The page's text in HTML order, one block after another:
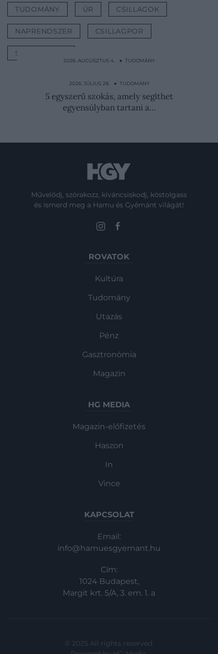
TUDOMÁNY ŰR CSILLAGOK
NAPRENDSZER CSILLAGPOR
SZUPERNÓVA
2026. AUGUSZTUS 4. ● TUDOMÁNY
készítenek a keselyűméhek
2026. JÚLIUS 28. ● TUDOMÁNY
5 egyszerű szokás, amely segíthet
egyensúlyban tartani a…
Művelődj, szórakozz, kíváncsiskodj, kóstolgass
és ismerd meg a Hamu és Gyémánt világát!
ROVATOK
Kultúra
Tudomány
Utazás
Pénz
Gasztronómia
Magazin
HG MEDIA
Magazin-előfizetés
Haszon
In
Vince
KAPCSOLAT
Email:
info@hamuesgyemant.hu
Cím:
1024 Budapest,
Margit krt. 5/A, 3. em. 1. a
© 2025 All rights reserved.